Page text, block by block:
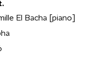
El Bacha [piano]